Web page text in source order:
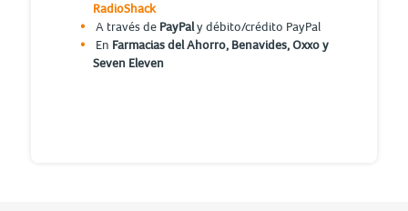
RadioShack
A través de PayPaly débito/crédito PayPal
En Farmacias del Ahorro, Benavides, Oxxo y
Seven Eleven